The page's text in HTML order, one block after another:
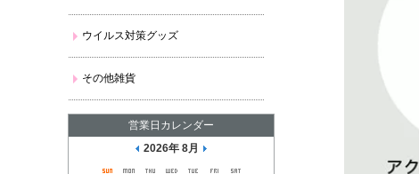
ウイルス対策グッズ
その他雑貨
営業日カレンダー
2026年 8月